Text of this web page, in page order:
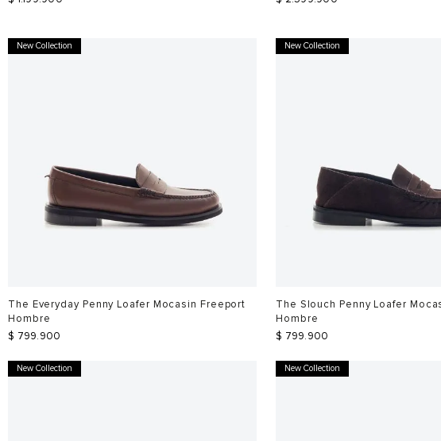
New Collection
The Everyday Penny Loafer Mocasin Freeport
Hombre
$ 799.900
New Collection
The Slouch Penny Loafer
Hombre
$ 799.900
New Collection New Collection